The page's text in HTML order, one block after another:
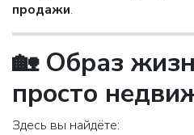
продажи.
🏡 Образ
просто
Здесь вы найдёте: